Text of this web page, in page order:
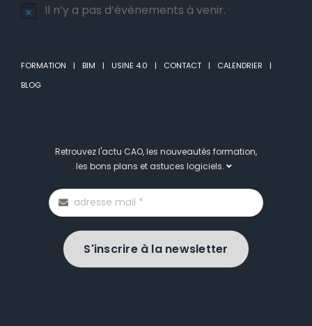
Notice
Il n’y a pas d’évènements à venir.
FORMATION BIM USINE 4.0 CONTACT
CALENDRIER
BLOG
Retrouvez l'actu CAO, les nouveautés formation,
les bons plans et astuces logiciels.
S'inscrire à la newsletter